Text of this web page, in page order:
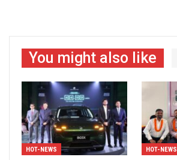
You might also like
HOT-NEWS HOT-NEWS